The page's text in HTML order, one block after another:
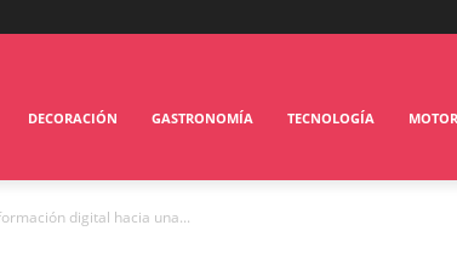
DECORACIÓN GASTRONOMÍA TECNOLOGÍA MOTOR
digital hacia una...